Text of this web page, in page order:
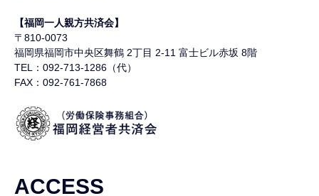
【福岡一人親方共済会】
〒810-0073
福岡県福岡市中央区舞鶴 2丁目 2-11 富士ビル赤坂 8階
TEL：092-713-1286（代）
FAX：092-761-7868
ACCESS